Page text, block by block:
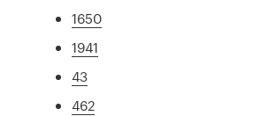
1650
1941
43
462